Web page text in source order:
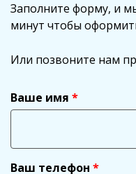
Заполните форму, и
минут чтобы
Или позвоните нам
Ваше имя
Ваш телефон